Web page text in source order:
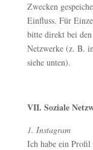
Zwecken
Einfluss. Für
bitte direkt bei
Netzwerke (z. B.
siehe unten).
VII. Soziale
1. Instagram
Ich habe ein Profil